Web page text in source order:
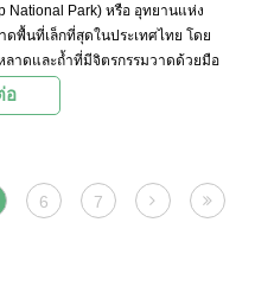
National Park) หรือ อุทยานแห่ง
พื้นที่เล็กที่สุดในประเทศไทย โดย
าดและถ้ำที่มีจิตรกรรมวาดด้วยมือ
อ
6 7